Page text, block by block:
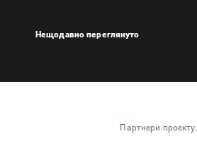
Нещодавно переглянуто
Партнери проєкту: